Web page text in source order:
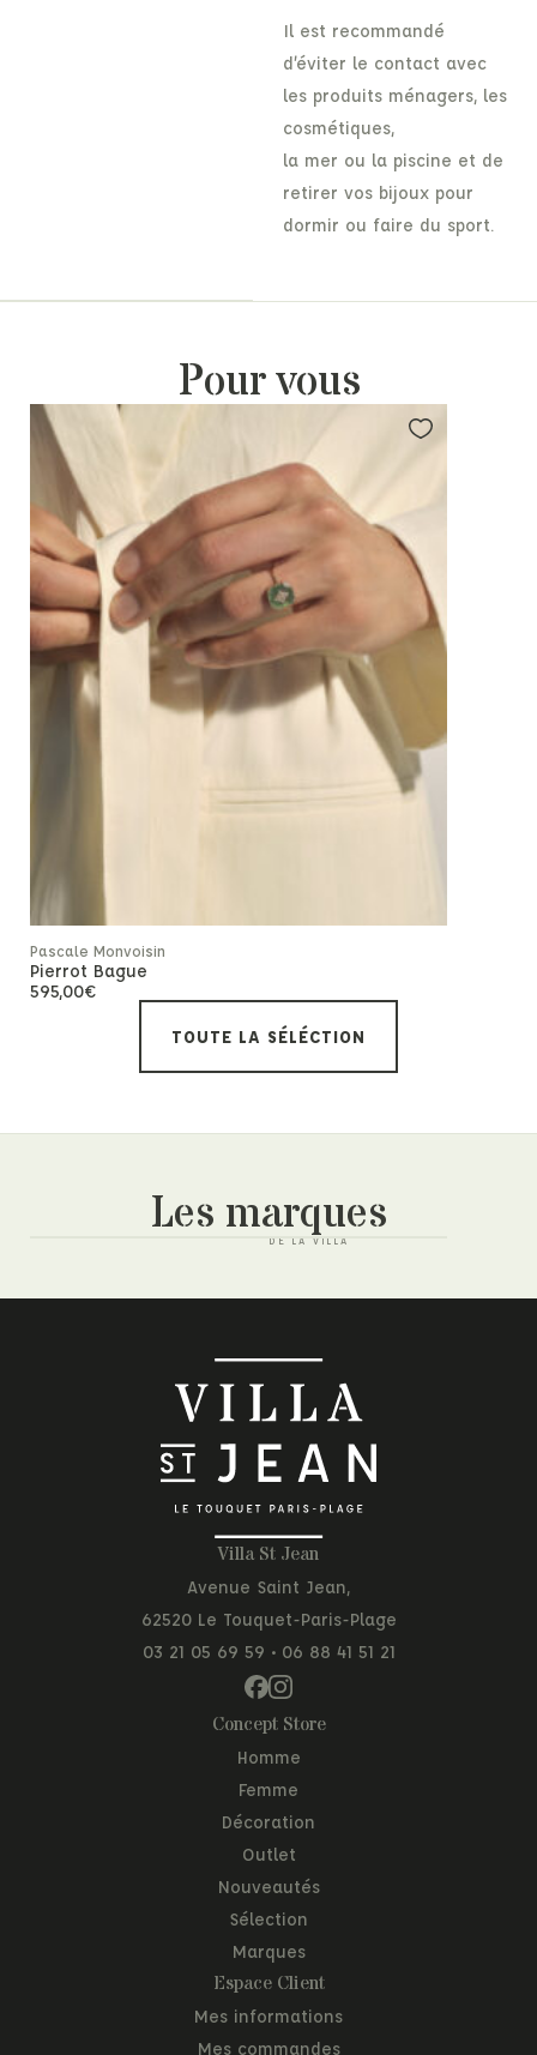
Il est recommandé
d’éviter le contact avec
les produits ménagers, les
cosmétiques,
la mer ou la piscine et de
retirer vos bijoux pour
dormir ou faire du sport.
Pour vous
Pascale Monvoisin
Pierrot Bague
595,00€
TOUTE LA SÉLÉCTION
Les marques
Villa St Jean
Avenue Saint Jean,
62520 Le Touquet-Paris-Plage
03 21 05 69 59 • 06 88 41 51 21
Concept Store
Homme
Femme
Décoration
Outlet
Nouveautés
Sélection
Marques
Espace Client
Mes informations
Mes commandes